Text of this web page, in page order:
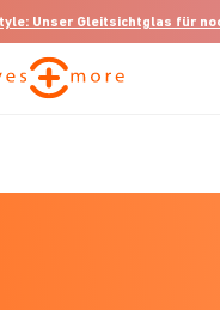
Unser Gleitsichtglas für